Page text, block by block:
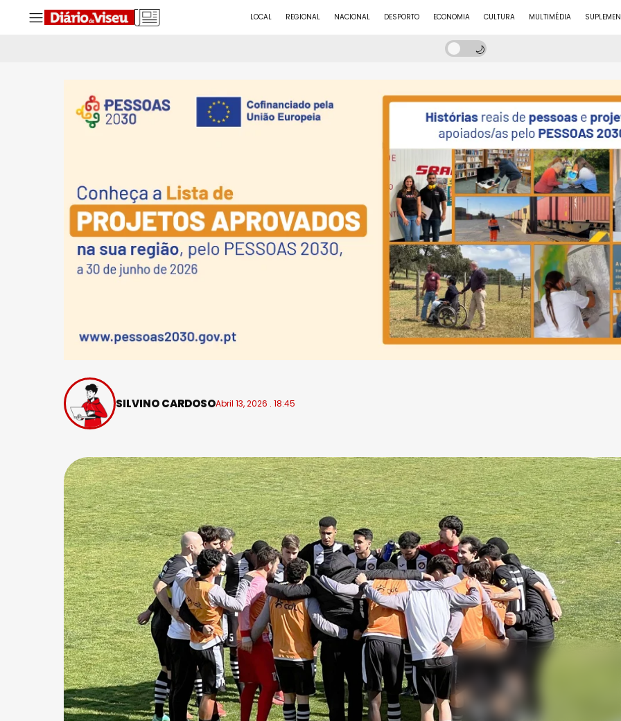
LOCAL REGIONAL NACIONAL DESPORTO ECONOMIA CULTURA MULTIMÉDIA
SILVINO CARDOSOAbril 13, 2026 . 18:45
SOCIEDADE
FALECEU PAULA ALMEIDA,
JOVEM ENFERMEIRA NO
HOSPITAL DE VISEU
Julho 27, 2026 . 11:00